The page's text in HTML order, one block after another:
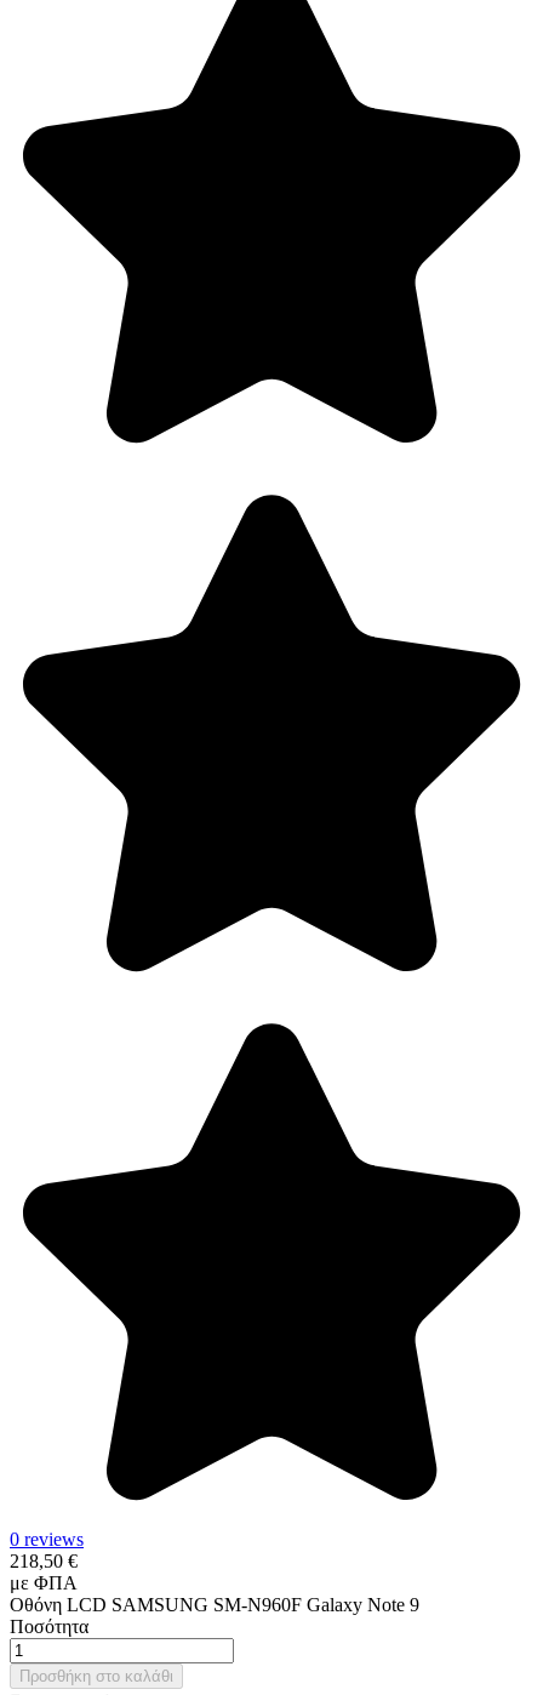
0 reviews
218,50 €
με ΦΠΑ
Οθόνη LCD SAMSUNG SM-N960F Galaxy Note 9
Ποσότητα
Προσθήκη στο καλάθι